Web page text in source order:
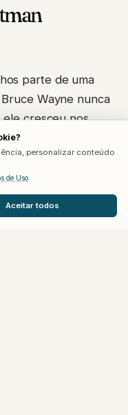
parte de uma
Wayne nunca
ele cresceu nos
o pai numa
tem a mãe viva. É
com 24 anos,
contra um
vigilante sem
personalizar conteúdo
de Uso
Aceitar todos